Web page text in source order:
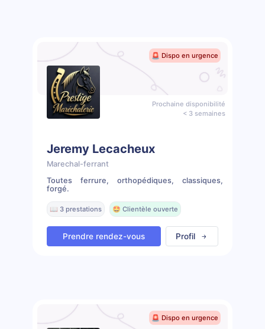
🚨 Dispo en urgence
Prochaine disponibilité
< 3 semaines
Jeremy Lecacheux
Marechal-ferrant
Toutes ferrure, orthopédiques, classiques,
forgé.
📖 3 prestations 🤩 Clientèle ouverte
Prendre rendez-vous Profil
🚨 Dispo en urgence